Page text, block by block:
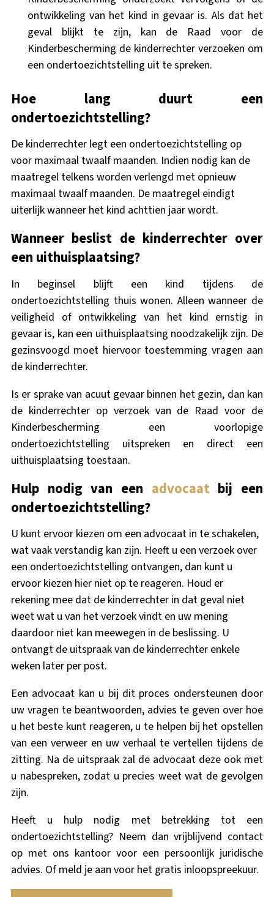
ontwikkeling van het kind in gevaar is. Als dat het
geval blijkt te zijn, kan de Raad voor de
Kinderbescherming de kinderrechter verzoeken om
een ondertoezichtstelling uit te spreken.
Hoe lang duurt een
ondertoezichtstelling?
De kinderrechter legt een ondertoezichtstelling op
voor maximaal twaalf maanden. Indien nodig kan de
maatregel telkens worden verlengd met opnieuw
maximaal twaalf maanden. De maatregel eindigt
uiterlijk wanneer het kind achttien jaar wordt.
Wanneer beslist de kinderrechter over
een uithuisplaatsing?
In beginsel blijft een kind tijdens de
ondertoezichtstelling thuis wonen. Alleen wanneer de
veiligheid of ontwikkeling van het kind ernstig in
gevaar is, kan een uithuisplaatsing noodzakelijk zijn. De
gezinsvoogd moet hiervoor toestemming vragen aan
de kinderrechter.
Is er sprake van acuut gevaar binnen het gezin, dan kan
de kinderrechter op verzoek van de Raad voor de
Kinderbescherming een voorlopige
ondertoezichtstelling uitspreken en direct een
uithuisplaatsing toestaan.
Hulp nodig van een advocaatbij een
ondertoezichtstelling?
U kunt ervoor kiezen om een advocaat in te schakelen,
wat vaak verstandig kan zijn. Heeft u een verzoek over
een ondertoezichtstelling ontvangen, dan kunt u
ervoor kiezen hier niet op te reageren. Houd er
rekening mee dat de kinderrechter in dat geval niet
weet wat u van het verzoek vindt en uw mening
daardoor niet kan meewegen in de beslissing. U
ontvangt de uitspraak van de kinderrechter enkele
weken later per post.
Een advocaat kan u bij dit proces ondersteunen door
uw vragen te beantwoorden, advies te geven over hoe
u het beste kunt reageren, u te helpen bij het opstellen
van een verweer en uw verhaal te vertellen tijdens de
zitting. Na de uitspraak zal de advocaat deze ook met
u nabespreken, zodat u precies weet wat de gevolgen
zijn.
Heeft u hulp nodig met betrekking tot een
ondertoezichtstelling? Neem dan vrijblijvend contact
op met ons kantoor voor een persoonlijk juridische
advies. Of meld je aan voor het gratis inloopspreekuur.